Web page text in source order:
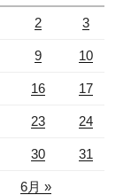
2 3
9 10
16 17
23 24
30 31
6月 »